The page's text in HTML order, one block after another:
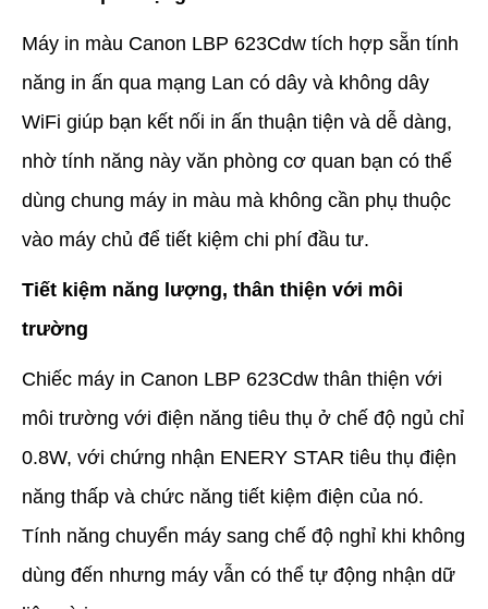
Máy in màu Canon LBP 623Cdw tích hợp sẵn tính
năng in ấn qua mạng Lan có dây và không dây
WiFi giúp bạn kết nối in ấn thuận tiện và dễ dàng,
nhờ tính năng này văn phòng cơ quan bạn có thể
dùng chung máy in màu mà không cần phụ thuộc
vào máy chủ để tiết kiệm chi phí đầu tư.
Tiết kiệm năng lượng, thân thiện với môi
trường
Chiếc máy in Canon LBP 623Cdw thân thiện với
môi trường với điện năng tiêu thụ ở chế độ ngủ chỉ
0.8W, với chứng nhận ENERY STAR tiêu thụ điện
năng thấp và chức năng tiết kiệm điện của nó.
Tính năng chuyển máy sang chế độ nghỉ khi không
dùng đến nhưng máy vẫn có thể tự động nhận dữ